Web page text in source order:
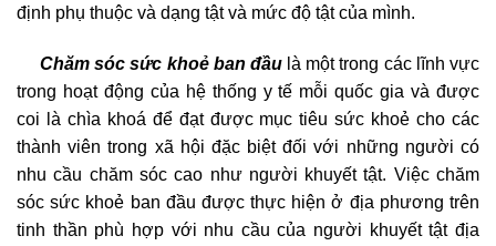
định phụ thuộc và dạng tật và mức độ tật của mình.
Chăm sóc sức khoẻ ban đầulà một trong các lĩnh vực
trong hoạt động của hệ thống y tế mỗi quốc gia và được
coi là chìa khoá để đạt được mục tiêu sức khoẻ cho các
thành viên trong xã hội đặc biệt đối với những người có
nhu cầu chăm sóc cao như người khuyết tật. Việc chăm
sóc sức khoẻ ban đầu được thực hiện ở địa phương trên
tinh thần phù hợp với nhu cầu của người khuyết tật địa